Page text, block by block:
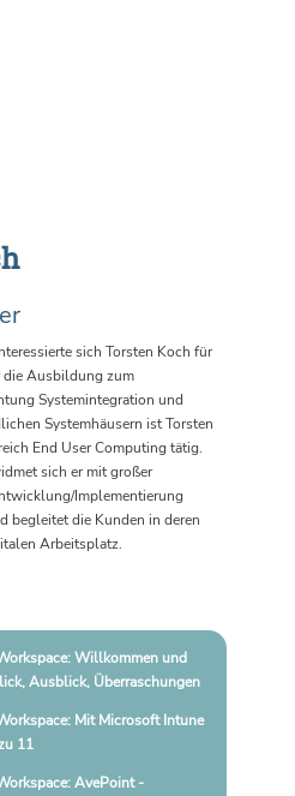
sich Torsten Koch für
die Ausbildung zum
Systemintegration und
Systemhäusern ist Torsten
End User Computing tätig.
sich er mit großer
Implementierung
begleitet die Kunden in deren
Arbeitsplatz.
Willkommen und
Ausblick, Überraschungen
Mit Microsoft Intune
11
AvePoint -